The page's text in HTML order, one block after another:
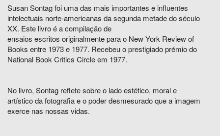
Susan Sontag foi uma das mais importantes e influentes
intelectuais norte-americanas da segunda metade do século
XX. Este livro é a compilação de
ensaios escritos originalmente para o New York Review of
Books entre 1973 e 1977. Recebeu o prestigiado prémio do
National Book Critics Circle em 1977.
No livro, Sontag reflete sobre o lado estético, moral e
artístico da fotografia e o poder desmesurado que a imagem
exerce nas nossas vidas.